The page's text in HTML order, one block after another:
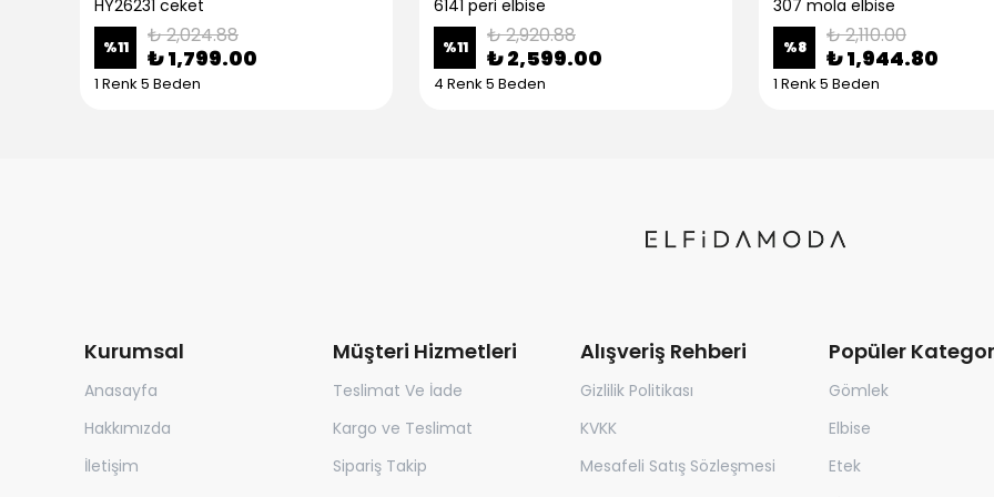
HY26231 ceket
%11 ₺ 2,024.88
₺ 1,799.00
1 Renk 5 Beden
6141 peri elbise
%11 ₺ 2,920.88
₺ 2,599.00
4 Renk 5 Beden
307 mola elbise
%8 ₺ 2,110.00
₺ 1,944.80
1 Renk 5 Beden
Kurumsal
Anasayfa
Hakkımızda
İletişim
Müşteri Hizmetleri
Teslimat Ve İade
Kargo ve Teslimat
Sipariş Takip
Alışveriş Rehberi
Gizlilik Politikası
KVKK
Mesafeli Satış Sözleşmesi
Popüler
Gömlek
Elbise
Etek